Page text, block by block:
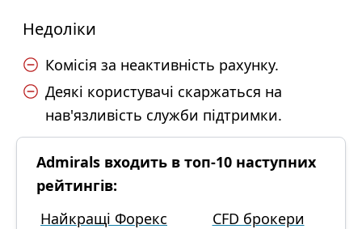
Недоліки
Комісія за неактивність рахунку.
Деякі користувачі скаржаться на
нав'язливість служби підтримки.
Admirals входить в топ-10 наступних
рейтингів:
Найкращі Форекс
CFD брокери